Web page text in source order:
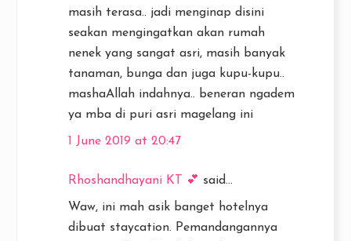
masih terasa.. jadi menginap disini
seakan mengingatkan akan rumah
nenek yang sangat asri, masih banyak
tanaman, bunga dan juga kupu-kupu..
mashaAllah indahnya.. beneran ngadem
ya mba di puri asri magelang ini
1 June 2019 at 20:47
Rhoshandhayani KT 💕 said...
Waw, ini mah asik banget hotelnya
dibuat staycation. Pemandangannya